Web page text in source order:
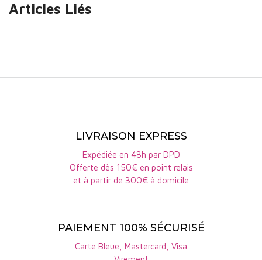
Articles Liés
LIVRAISON EXPRESS
Expédiée en 48h par DPD
Offerte dès 150€ en point relais
et à partir de 300€ à domicile
PAIEMENT 100% SÉCURISÉ
Carte Bleue, Mastercard, Visa